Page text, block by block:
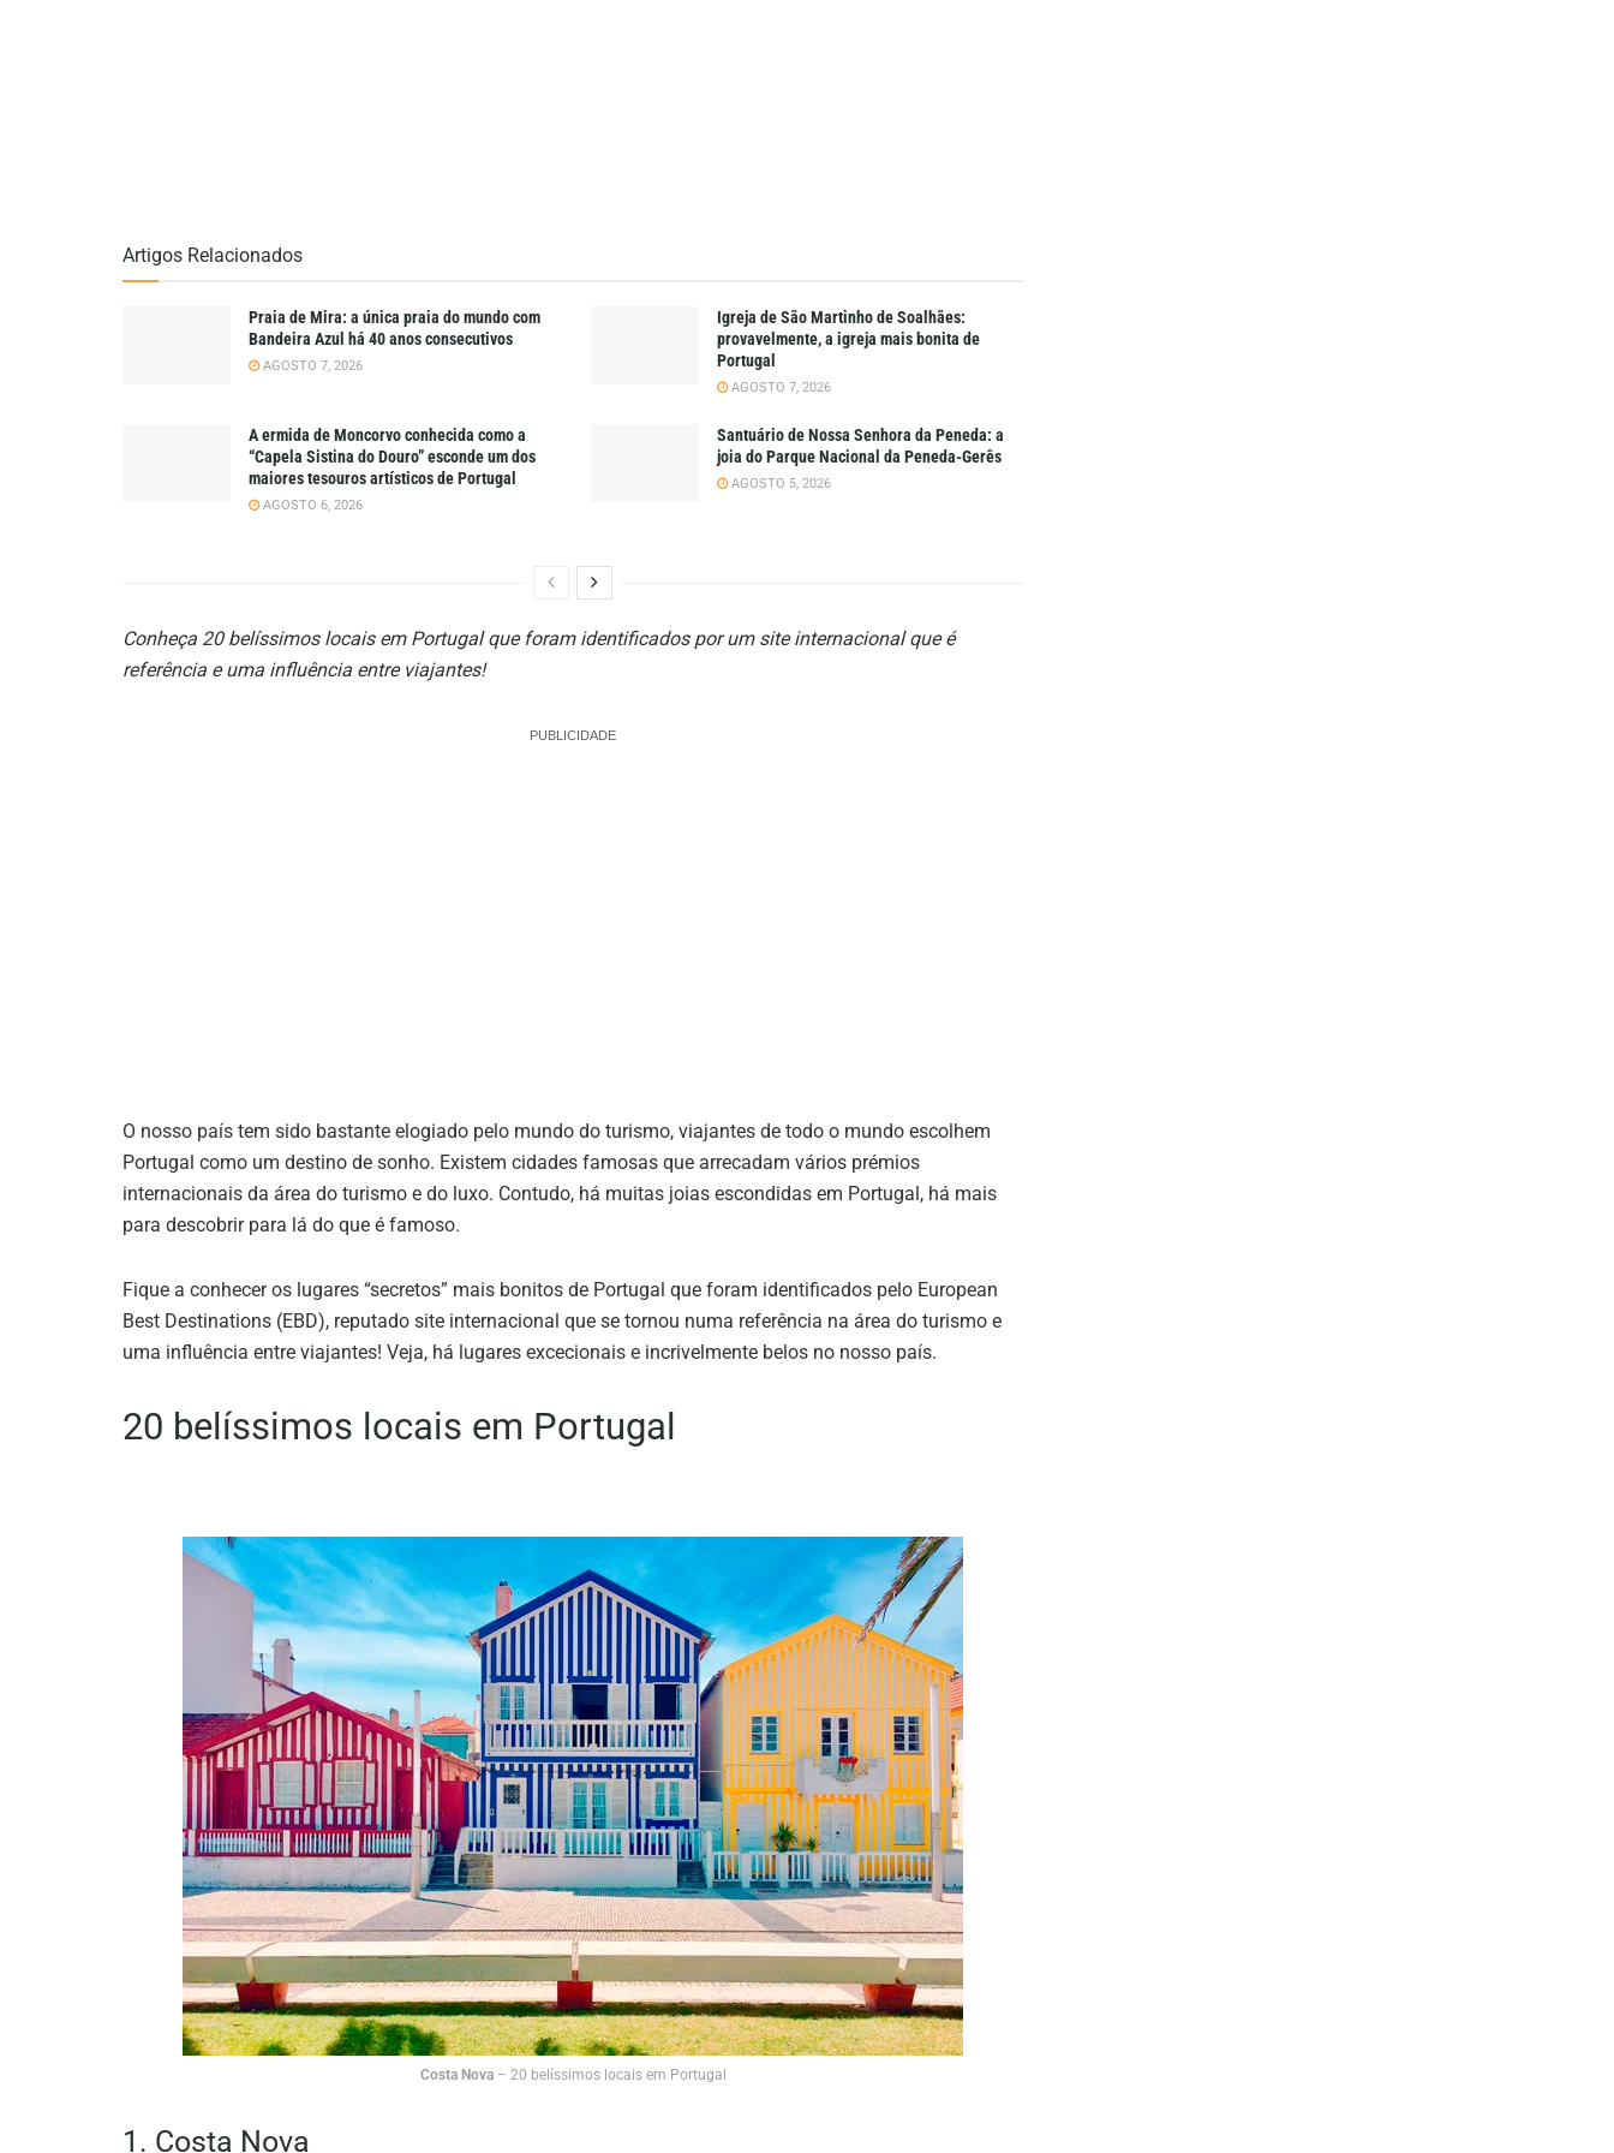
Artigos Relacionados
Praia de Mira: a única praia do mundo com
Bandeira Azul há 40 anos consecutivos
AGOSTO 7, 2026
Igreja de São Martinho de Soalhães:
provavelmente, a igreja mais bonita de
Portugal
AGOSTO 7, 2026
A ermida de Moncorvo conhecida como a
“Capela Sistina do Douro” esconde um dos
maiores tesouros artísticos de Portugal
AGOSTO 6, 2026
Santuário de Nossa Senhora da Peneda: a
joia do Parque Nacional da Peneda-Gerês
AGOSTO 5, 2026
Conheça 20 belíssimos locais em Portugal que foram identificados por um site internacional que é
referência e uma influência entre viajantes!
PUBLICIDADE
O nosso país tem sido bastante elogiado pelo mundo do turismo, viajantes de todo o mundo escolhem
Portugal como um destino de sonho. Existem cidades famosas que arrecadam vários prémios
internacionais da área do turismo e do luxo. Contudo, há muitas joias escondidas em Portugal, há mais
para descobrir para lá do que é famoso.
Fique a conhecer os lugares “secretos” mais bonitos de Portugal que foram identificados pelo European
Best Destinations (EBD), reputado site internacional que se tornou numa referência na área do turismo e
uma influência entre viajantes! Veja, há lugares excecionais e incrivelmente belos no nosso país.
20 belíssimos locais em Portugal
Costa Nova– 20 belíssimos locais em Portugal
1. Costa Nova